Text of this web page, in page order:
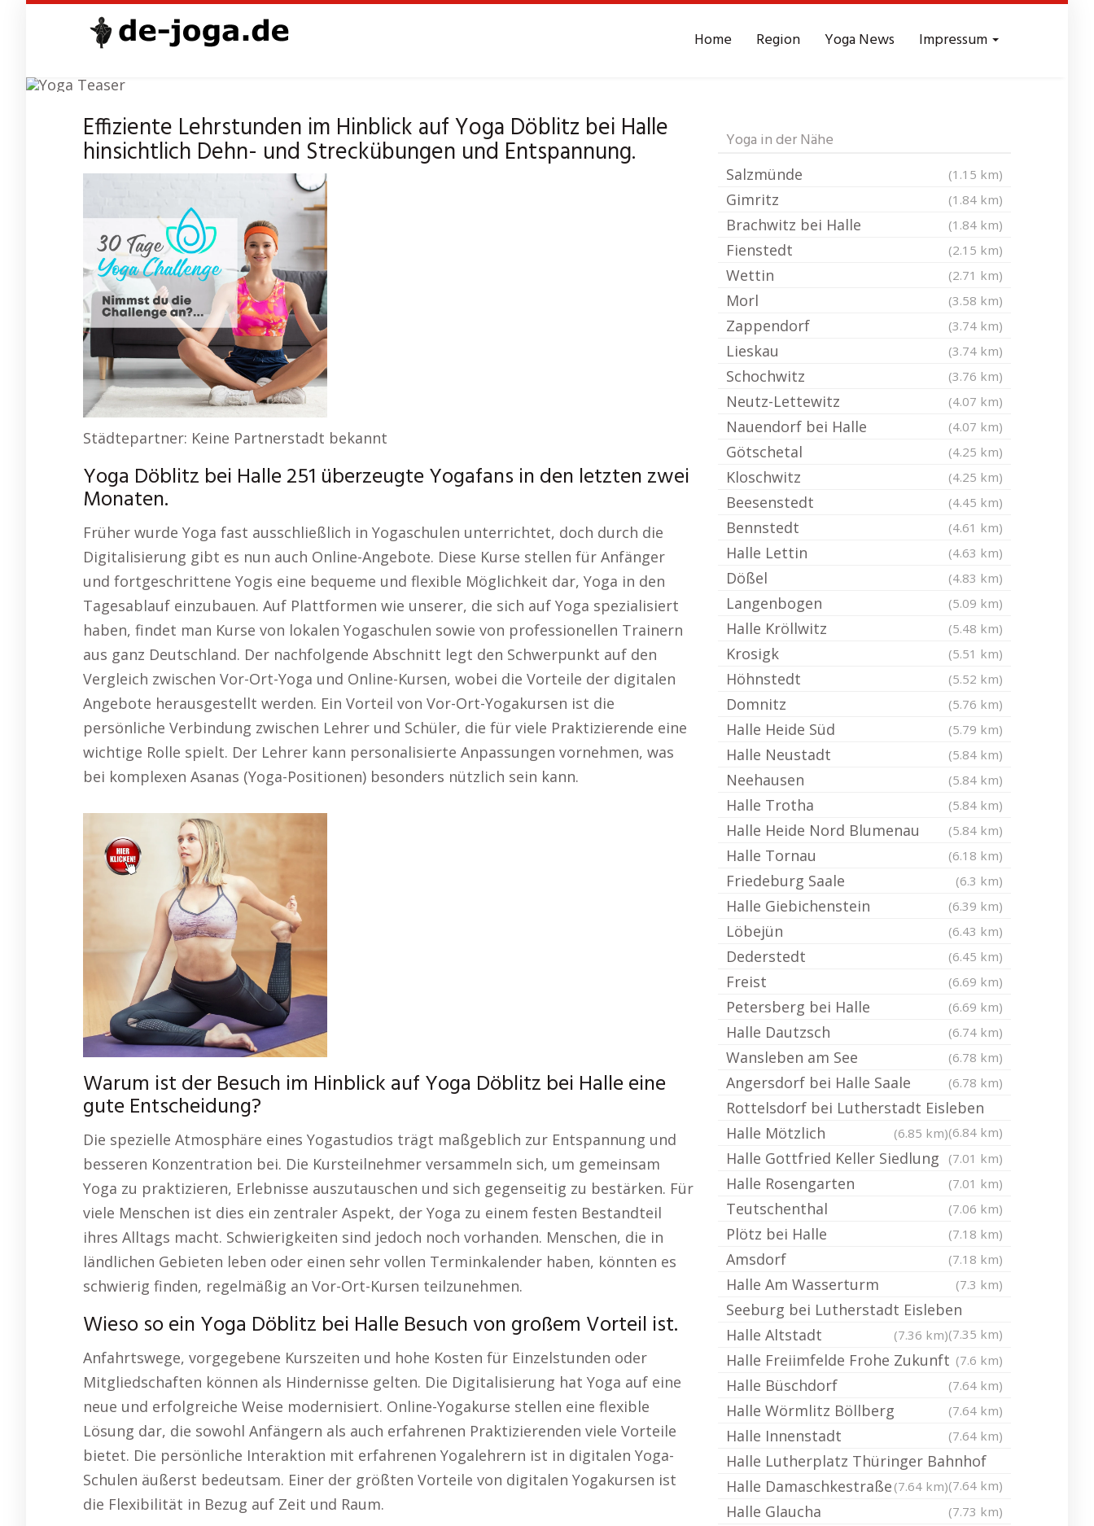
content
Home Region Yoga News Impressum
Yoga Döblitz bei Halle
Effiziente Lehrstunden im Hinblick auf Yoga Döblitz bei Halle
hinsichtlich Dehn- und Streckübungen und Entspannung.
Städtepartner: Keine Partnerstadt bekannt
Yoga Döblitz bei Halle 251 überzeugte Yogafans in den letzten zwei
Monaten.
Früher wurde Yoga fast ausschließlich in Yogaschulen unterrichtet, doch durch die
Digitalisierung gibt es nun auch Online-Angebote. Diese Kurse stellen für Anfänger
und fortgeschrittene Yogis eine bequeme und flexible Möglichkeit dar, Yoga in den
Tagesablauf einzubauen. Auf Plattformen wie unserer, die sich auf Yoga spezialisiert
haben, findet man Kurse von lokalen Yogaschulen sowie von professionellen Trainern
aus ganz Deutschland. Der nachfolgende Abschnitt legt den Schwerpunkt auf den
Vergleich zwischen Vor-Ort-Yoga und Online-Kursen, wobei die Vorteile der digitalen
Angebote herausgestellt werden. Ein Vorteil von Vor-Ort-Yogakursen ist die
persönliche Verbindung zwischen Lehrer und Schüler, die für viele Praktizierende eine
wichtige Rolle spielt. Der Lehrer kann personalisierte Anpassungen vornehmen, was
bei komplexen Asanas (Yoga-Positionen) besonders nützlich sein kann.
Warum ist der Besuch im Hinblick auf Yoga Döblitz bei Halle eine
gute Entscheidung?
Die spezielle Atmosphäre eines Yogastudios trägt maßgeblich zur Entspannung und
besseren Konzentration bei. Die Kursteilnehmer versammeln sich, um gemeinsam
Yoga zu praktizieren, Erlebnisse auszutauschen und sich gegenseitig zu bestärken. Für
viele Menschen ist dies ein zentraler Aspekt, der Yoga zu einem festen Bestandteil
ihres Alltags macht. Schwierigkeiten sind jedoch noch vorhanden. Menschen, die in
ländlichen Gebieten leben oder einen sehr vollen Terminkalender haben, könnten es
schwierig finden, regelmäßig an Vor-Ort-Kursen teilzunehmen.
Wieso so ein Yoga Döblitz bei Halle Besuch von großem Vorteil ist.
Anfahrtswege, vorgegebene Kurszeiten und hohe Kosten für Einzelstunden oder
Mitgliedschaften können als Hindernisse gelten. Die Digitalisierung hat Yoga auf eine
neue und erfolgreiche Weise modernisiert. Online-Yogakurse stellen eine flexible
Lösung dar, die sowohl Anfängern als auch erfahrenen Praktizierenden viele Vorteile
bietet. Die persönliche Interaktion mit erfahrenen Yogalehrern ist in digitalen Yoga-
Schulen äußerst bedeutsam. Einer der größten Vorteile von digitalen Yogakursen ist
die Flexibilität in Bezug auf Zeit und Raum.
Yoga in der Nähe
Salzmünde (1.15 km)
Gimritz (1.84 km)
Brachwitz bei Halle (1.84 km)
Fienstedt (2.15 km)
Wettin (2.71 km)
Morl (3.58 km)
Zappendorf (3.74 km)
Lieskau (3.74 km)
Schochwitz (3.76 km)
Neutz-Lettewitz (4.07 km)
Nauendorf bei Halle (4.07 km)
Götschetal (4.25 km)
Kloschwitz (4.25 km)
Beesenstedt (4.45 km)
Bennstedt (4.61 km)
Halle Lettin (4.63 km)
Dößel (4.83 km)
Langenbogen (5.09 km)
Halle Kröllwitz (5.48 km)
Krosigk (5.51 km)
Höhnstedt (5.52 km)
Domnitz (5.76 km)
Halle Heide Süd (5.79 km)
Halle Neustadt (5.84 km)
Neehausen (5.84 km)
Halle Trotha (5.84 km)
Halle Heide Nord Blumenau (5.84 km)
Halle Tornau (6.18 km)
Friedeburg Saale (6.3 km)
Halle Giebichenstein (6.39 km)
Löbejün (6.43 km)
Dederstedt (6.45 km)
Freist (6.69 km)
Petersberg bei Halle (6.69 km)
Halle Dautzsch (6.74 km)
Wansleben am See (6.78 km)
Angersdorf bei Halle Saale (6.78 km)
Rottelsdorf bei Lutherstadt Eisleben
(6.84 km)
Halle Mötzlich (6.85 km)
Halle Gottfried Keller Siedlung (7.01 km)
Halle Rosengarten (7.01 km)
Teutschenthal (7.06 km)
Plötz bei Halle (7.18 km)
Amsdorf (7.18 km)
Halle Am Wasserturm (7.3 km)
Seeburg bei Lutherstadt Eisleben
(7.35 km)
Halle Altstadt (7.36 km)
Halle Freiimfelde Frohe Zukunft (7.6 km)
Halle Büschdorf (7.64 km)
Halle Wörmlitz Böllberg (7.64 km)
Halle Innenstadt (7.64 km)
Halle Lutherplatz Thüringer Bahnhof
(7.64 km)
Halle Damaschkestraße (7.64 km)
Halle Glaucha (7.73 km)